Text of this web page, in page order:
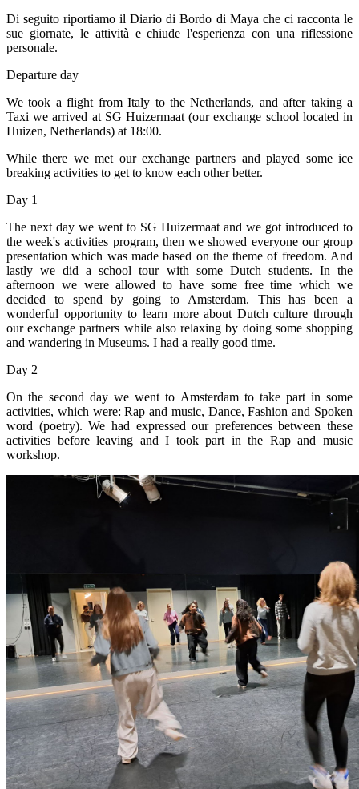
Di seguito riportiamo il Diario di Bordo di Maya che ci racconta le
sue giornate, le attività e chiude l'esperienza con una riflessione
personale.
Departure day
We took a flight from Italy to the Netherlands, and after taking a
Taxi we arrived at SG Huizermaat (our exchange school located in
Huizen, Netherlands) at 18:00.
While there we met our exchange partners and played some ice
breaking activities to get to know each other better.
Day 1
The next day we went to SG Huizermaat and we got introduced to
the week's activities program, then we showed everyone our group
presentation which was made based on the theme of freedom. And
lastly we did a school tour with some Dutch students. In the
afternoon we were allowed to have some free time which we
decided to spend by going to Amsterdam. This has been a
wonderful opportunity to learn more about Dutch culture through
our exchange partners while also relaxing by doing some shopping
and wandering in Museums. I had a really good time.
Day 2
On the second day we went to Amsterdam to take part in some
activities, which were: Rap and music, Dance, Fashion and Spoken
word (poetry). We had expressed our preferences between these
activities before leaving and I took part in the Rap and music
workshop.